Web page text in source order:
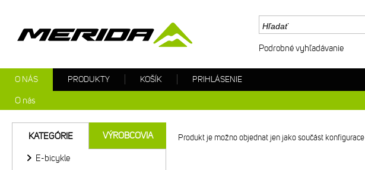
Produkt je možno objednat jen jako součást konfigurace
KATEGÓRIE VÝROBCOVIA
E-bicykle
Podrobné vyhľadávanie
O NÁS
O nás
PRODUKTY KOŠÍK PRIHLÁSENIE